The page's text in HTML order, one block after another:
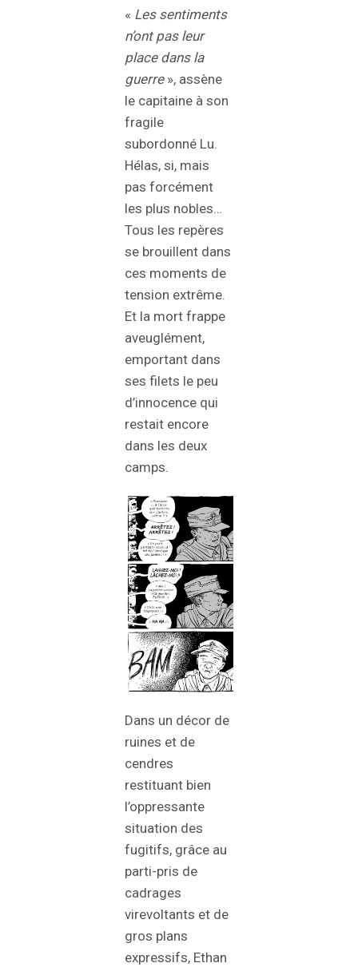
« Les sentiments
n’ont pas leur
place dans la
guerre», assène
le capitaine à son
fragile
subordonné Lu.
Hélas, si, mais
pas forcément
les plus nobles…
Tous les repères
se brouillent dans
ces moments de
tension extrême.
Et la mort frappe
aveuglément,
emportant dans
ses filets le peu
d’innocence qui
restait encore
dans les deux
camps.
Dans un décor de
ruines et de
cendres
restituant bien
l’oppressante
situation des
fugitifs, grâce au
parti-pris de
cadrages
virevoltants et de
gros plans
expressifs, Ethan